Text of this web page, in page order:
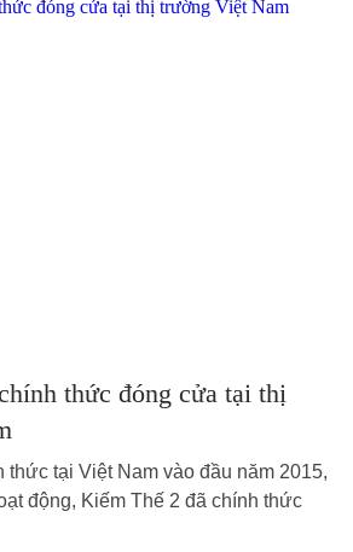
thức đóng cửa tại thị
tại Việt Nam vào đầu năm 2015,
động, Kiếm Thế 2 đã chính thức